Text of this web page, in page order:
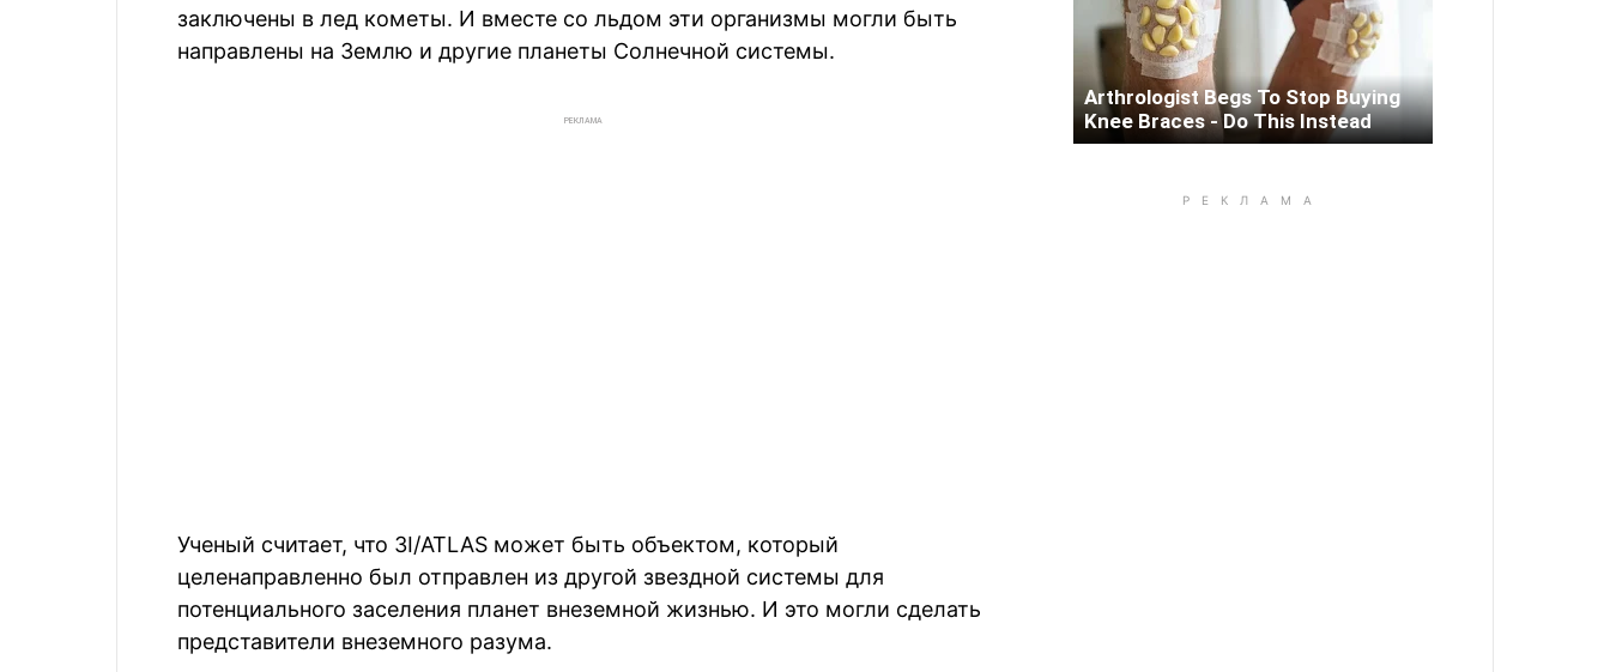
заключены в лед кометы. И вместе со льдом эти организмы могли быть
направлены на Землю и другие планеты Солнечной системы.
РЕКЛАМА
Ученый считает, что 3I/ATLAS может быть объектом, который
целенаправленно был отправлен из другой звездной системы для
потенциального заселения планет внеземной жизнью. И это могли сделать
представители внеземного разума.